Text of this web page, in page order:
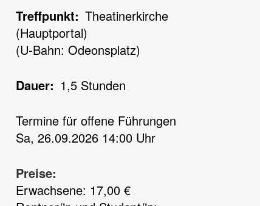
Treffpunkt
Theatinerkirche
(Hauptportal)
(U-Bahn: Odeonsplatz)
Dauer
1,5 Stunden
Termine für offene Führungen
Sa, 26.09.2026 14:00 Uhr
Preise:
Erwachsene: 17,00 €